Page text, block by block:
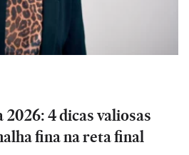
4 dicas valiosas
fina na reta final